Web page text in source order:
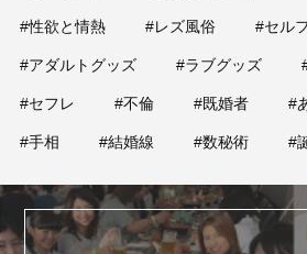
#性欲と情熱 #レズ風俗 #セル
#アダルトグッズ #ラブグッズ
#セフレ #不倫 #既婚者 #
#手相 #結婚線 #数秘術 #